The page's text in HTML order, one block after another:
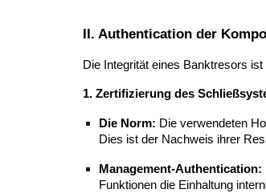
II. Authentication der
Die Integrität eines Banktresors
1. Zertifizierung des
Die Norm: Die verwendeten
Dies ist der Nachweis ihrer
Management-Authentication:
Funktionen die Einhaltung